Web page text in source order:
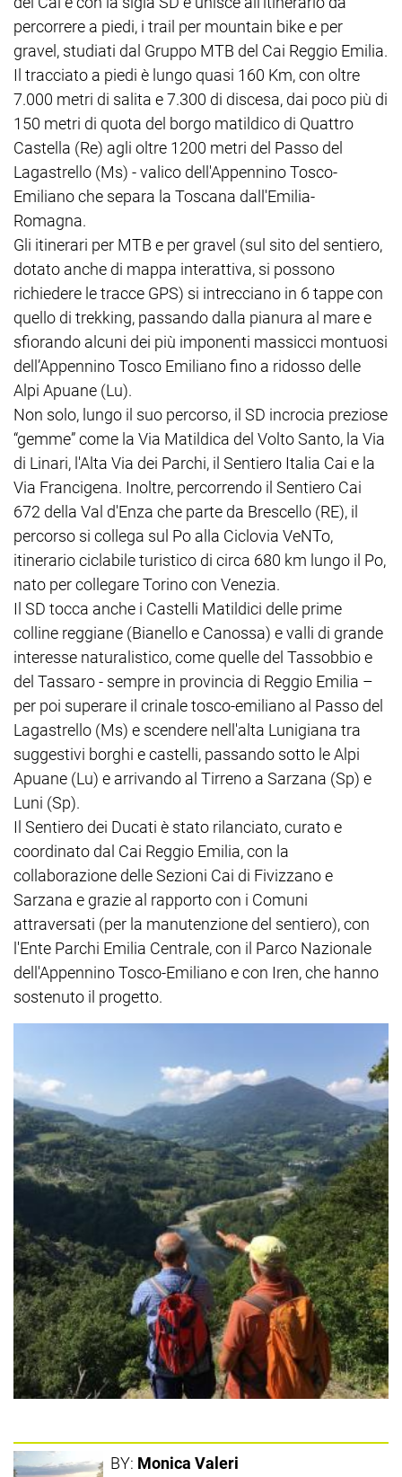
percorrere a piedi, i trail per mountain bike e per
gravel, studiati dal Gruppo MTB del Cai Reggio Emilia.
Il tracciato a piedi è lungo quasi 160 Km, con oltre
7.000 metri di salita e 7.300 di discesa, dai poco più di
150 metri di quota del borgo matildico di Quattro
Castella (Re) agli oltre 1200 metri del Passo del
Lagastrello (Ms) - valico dell'Appennino Tosco-
Emiliano che separa la Toscana dall'Emilia-
Romagna.
Gli itinerari per MTB e per gravel (sul sito del sentiero,
dotato anche di mappa interattiva, si possono
richiedere le tracce GPS) si intrecciano in 6 tappe con
quello di trekking, passando dalla pianura al mare e
sfiorando alcuni dei più imponenti massicci montuosi
dell’Appennino Tosco Emiliano fino a ridosso delle
Alpi Apuane (Lu).
Non solo, lungo il suo percorso, il SD incrocia preziose
“gemme” come la Via Matildica del Volto Santo, la Via
di Linari, l'Alta Via dei Parchi, il Sentiero Italia Cai e la
Via Francigena. Inoltre, percorrendo il Sentiero Cai
672 della Val d'Enza che parte da Brescello (RE), il
percorso si collega sul Po alla Ciclovia VeNTo,
itinerario ciclabile turistico di circa 680 km lungo il Po,
nato per collegare Torino con Venezia.
Il SD tocca anche i Castelli Matildici delle prime
colline reggiane (Bianello e Canossa) e valli di grande
interesse naturalistico, come quelle del Tassobbio e
del Tassaro - sempre in provincia di Reggio Emilia –
per poi superare il crinale tosco-emiliano al Passo del
Lagastrello (Ms) e scendere nell'alta Lunigiana tra
suggestivi borghi e castelli, passando sotto le Alpi
Apuane (Lu) e arrivando al Tirreno a Sarzana (Sp) e
Luni (Sp).
Il Sentiero dei Ducati è stato rilanciato, curato e
coordinato dal Cai Reggio Emilia, con la
collaborazione delle Sezioni Cai di Fivizzano e
Sarzana e grazie al rapporto con i Comuni
attraversati (per la manutenzione del sentiero), con
l'Ente Parchi Emilia Centrale, con il Parco Nazionale
dell'Appennino Tosco-Emiliano e con Iren, che hanno
sostenuto il progetto.
BY: Monica Valeri